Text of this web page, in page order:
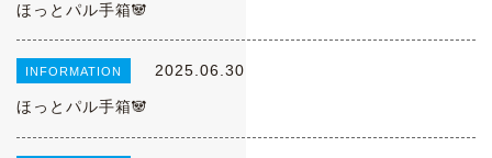
ほっとパル手箱🐼
INFORMATION 2025.06.30
ほっとパル手箱🐼